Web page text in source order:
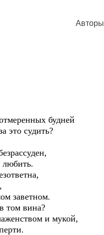
Авторы
будней
это судить?
любить.
заветном.
том вина?
и мукой,